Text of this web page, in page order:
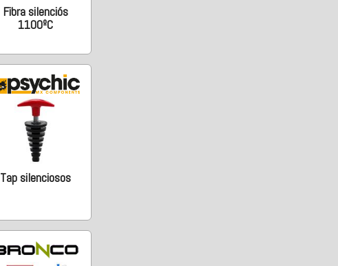
Fibra silenciós
1100ºC
Tap silenciosos